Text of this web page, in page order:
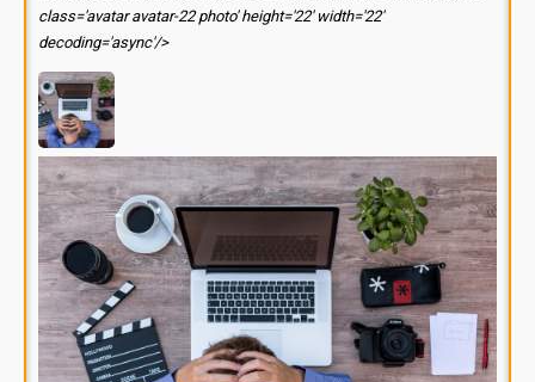
class='avatar avatar-22 photo' height='22' width='22'
decoding='async'/>